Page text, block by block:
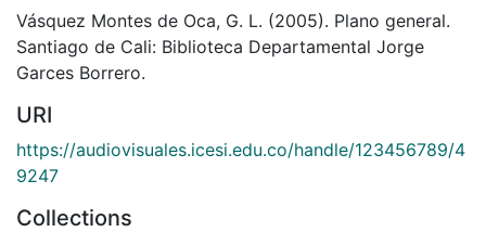
Vásquez Montes de Oca, G. L. (2005). Plano general.
Santiago de Cali: Biblioteca Departamental Jorge
Garces Borrero.
URI
https://audiovisuales.icesi.edu.co/handle/123456789/4
9247
Collections